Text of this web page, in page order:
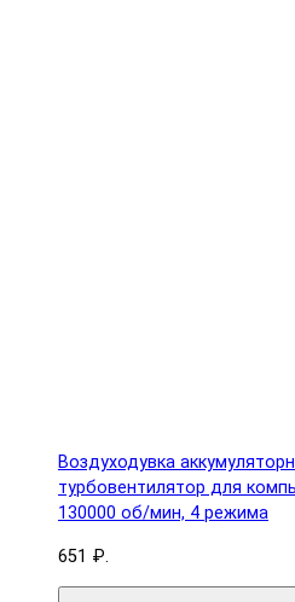
Воздуходувка
турбовентилятор для
130000 об/мин, 4 режима
651 ₽.